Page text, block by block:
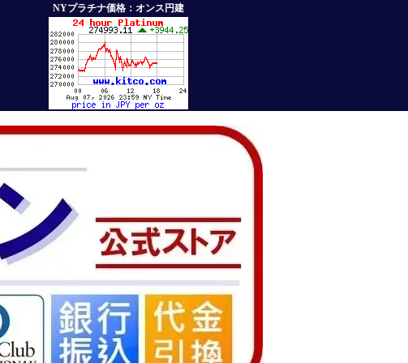
NYプラチナ価格：オンス円建